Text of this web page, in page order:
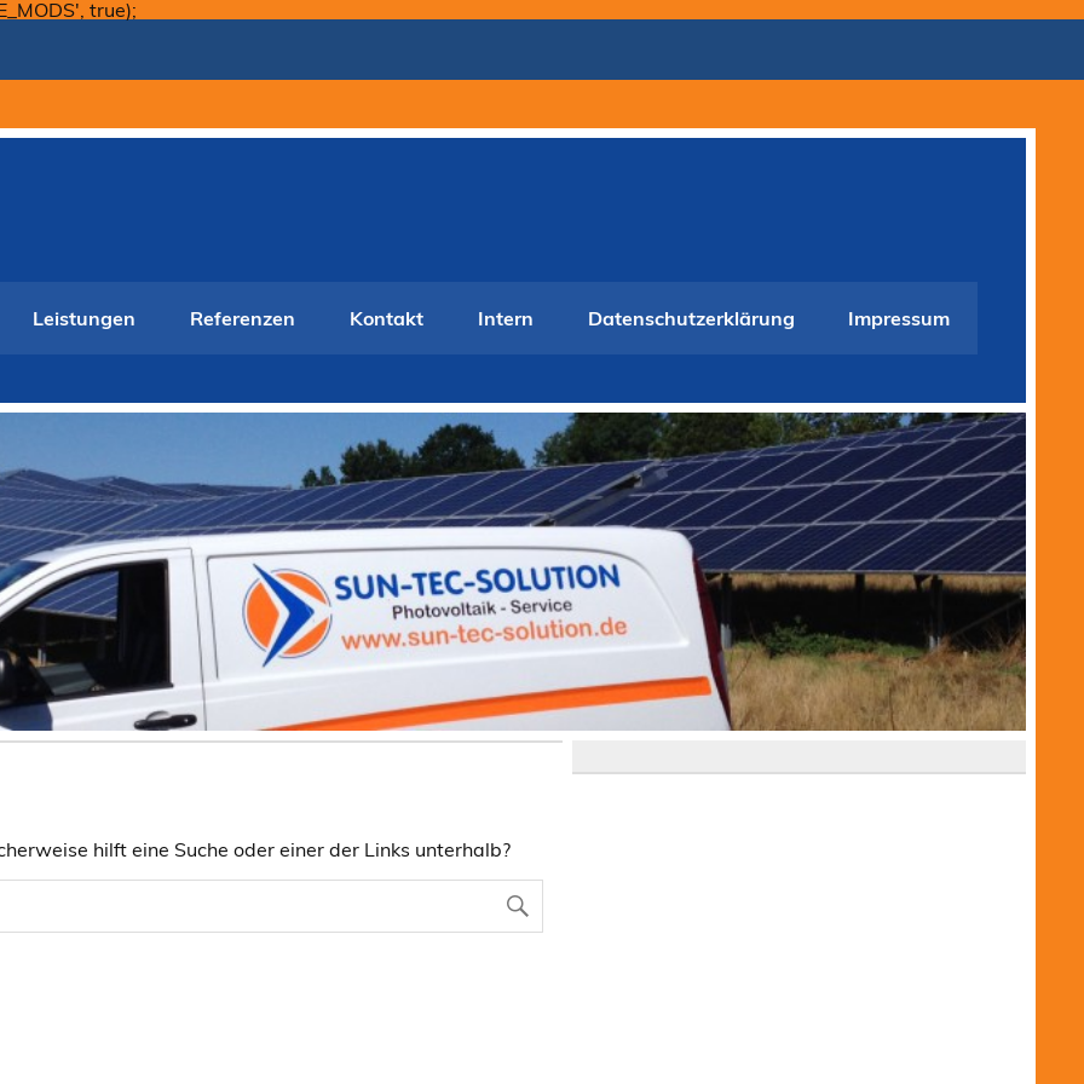
true);
Leistungen Referenzen Kontakt Intern Datenschutzerklärung Impressum
hilft eine Suche oder einer der Links unterhalb?